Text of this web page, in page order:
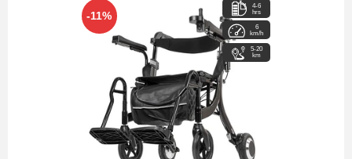
-11%
4-6
hrs
6
km/h
5-20
km